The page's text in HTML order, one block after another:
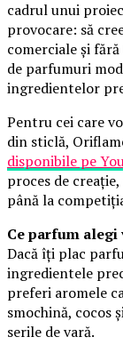
cadrul unui
provocare: să
comerciale și
de parfumuri
ingredientelor
Pentru cei care
din sticlă,
disponibile pe
proces de
până la
Ce parfum alegi
Dacă îți plac
ingredientele
preferi aromele
smochină, cocos
serile de vară.